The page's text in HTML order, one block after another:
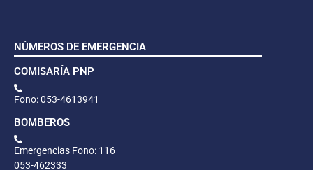
NÚMEROS DE EMERGENCIA
COMISARÍA PNP
Fono: 053-4613941
BOMBEROS
Emergencias Fono: 116
053-462333